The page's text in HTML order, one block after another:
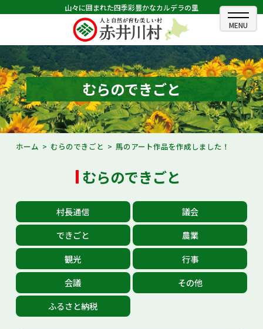
山々に囲まれた四季彩豊かなカルデラの里
ホーム
むらのできごと
むらのプロフィール
くらしの情報
観光・イベント情報
あかいがわ広報
お問い合せ
Select Language
むらのできごと
ホーム むらのできごと 馬のアート作品を作成しました！
むらのできごと
村長通信
議会
できごと
農業
観光
行事
会議
その他
ふるさと納税